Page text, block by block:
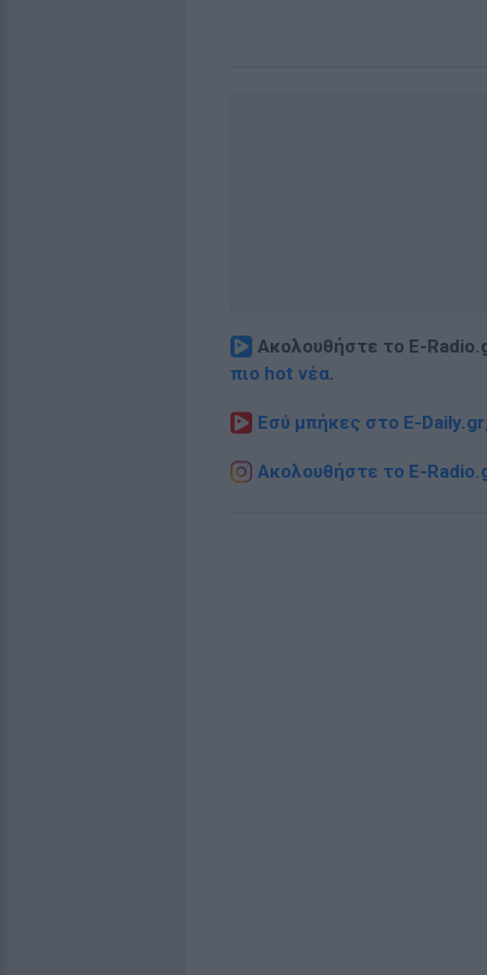
Ακολουθήστε το E-
πιο hot νέα.
Εσύ μπήκες στο E-
Ακολουθήστε το E-